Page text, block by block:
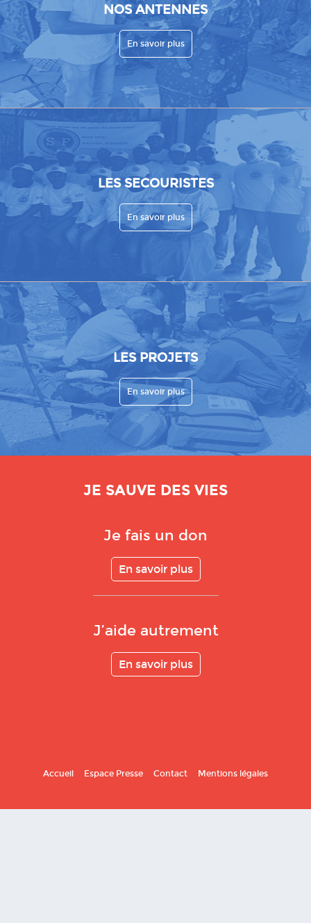
NOS ANTENNES
En savoir plus
LES SECOURISTES
En savoir plus
LES PROJETS
En savoir plus
JE SAUVE DES VIES
Je fais un don
En savoir plus
J’aide autrement
En savoir plus
Accueil Espace Presse Contact Mentions légales